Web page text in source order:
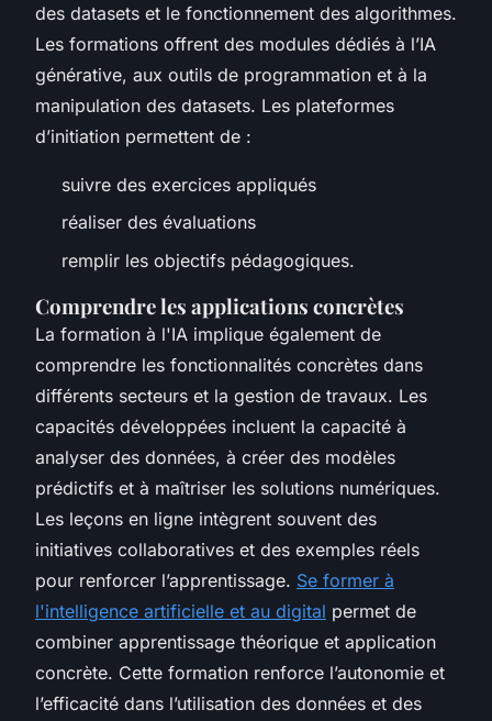
des datasets et le fonctionnement des algorithmes.
Les formations offrent des modules dédiés à l’IA
générative, aux outils de programmation et à la
manipulation des datasets. Les plateformes
d’initiation permettent de :
suivre des exercices appliqués
réaliser des évaluations
remplir les objectifs pédagogiques.
Comprendre les applications concrètes
La formation à l'IA implique également de
comprendre les fonctionnalités concrètes dans
différents secteurs et la gestion de travaux. Les
capacités développées incluent la capacité à
analyser des données, à créer des modèles
prédictifs et à maîtriser les solutions numériques.
Les leçons en ligne intègrent souvent des
initiatives collaboratives et des exemples réels
pour renforcer l’apprentissage. Se former à
l'intelligence artificielle et au digital permet de
combiner apprentissage théorique et application
concrète. Cette formation renforce l’autonomie et
l’efficacité dans l’utilisation des données et des